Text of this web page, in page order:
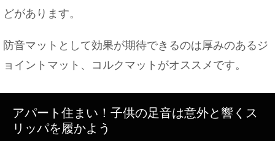
どがあります。
防音マットとして効果が期待できるのは厚みのあるジ
ョイントマット、コルクマットがオススメです。
アパート住まい！子供の足音は意外と響くス
リッパを履かよう